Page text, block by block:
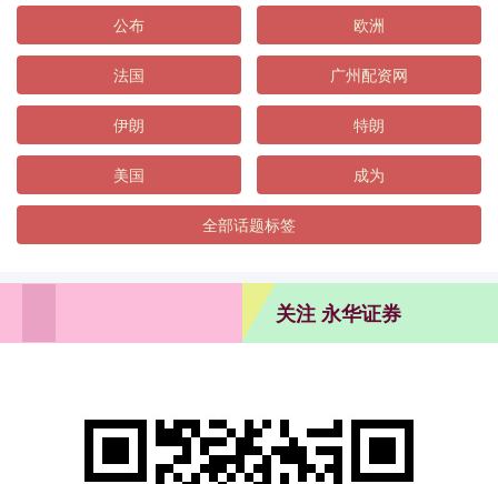
公布 欧洲
法国 广州配资网
伊朗 特朗
美国 成为
全部话题标签
关注 永华证券